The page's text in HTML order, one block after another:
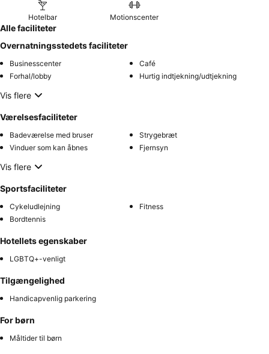
Hotelbar Motionscenter
Alle faciliteter
Overnatningsstedets faciliteter
Businesscenter
Café
Forhal/lobby
Hurtig indtjekning/udtjekning
Vis flere
Værelsesfaciliteter
Badeværelse med bruser
Strygebræt
Vinduer som kan åbnes
Fjernsyn
Vis flere
Sportsfaciliteter
Cykeludlejning
Fitness
Bordtennis
Hotellets egenskaber
LGBTQ+-venligt
Tilgængelighed
Handicapvenlig parkering
For børn
Måltider til børn